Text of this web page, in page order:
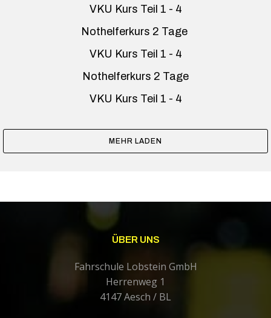
VKU Kurs Teil 1 - 4
Nothelferkurs 2 Tage
VKU Kurs Teil 1 - 4
Nothelferkurs 2 Tage
VKU Kurs Teil 1 - 4
MEHR LADEN
ÜBER UNS
Fahrschule Lobstein GmbH
Herrenweg 1
4147 Aesch / BL